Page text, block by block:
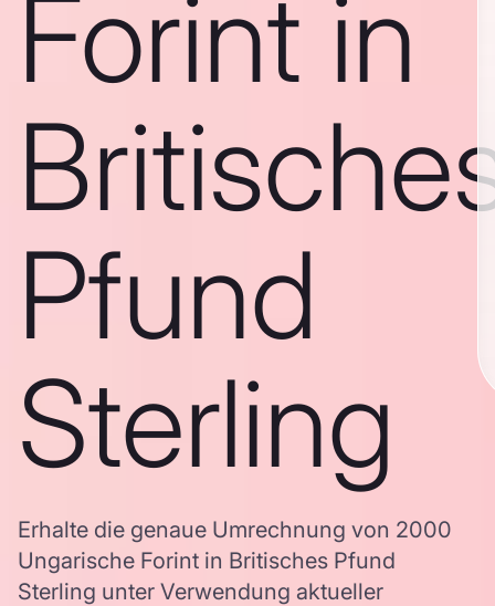
Forint in
Pfund
Sterling
Erhalte die genaue Umrechnung von 2000
Ungarische Forint in Britisches Pfund
Sterling unter Verwendung aktueller